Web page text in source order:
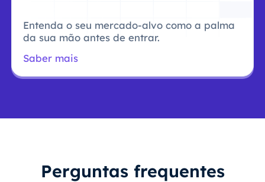
Entenda o seu mercado-alvo como a palma
da sua mão antes de entrar.
Saber mais
Perguntas frequentes